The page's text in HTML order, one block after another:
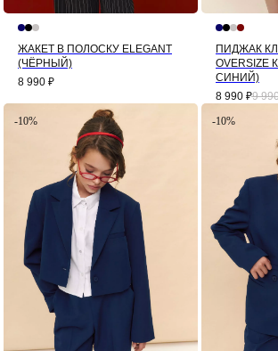
ЖАКЕТ В ПОЛОСКУ ELEGANT
(ЧЁРНЫЙ)
8 990 ₽
ПИДЖАК
СИНИЙ)
8 990 ₽9
-10%
-10%